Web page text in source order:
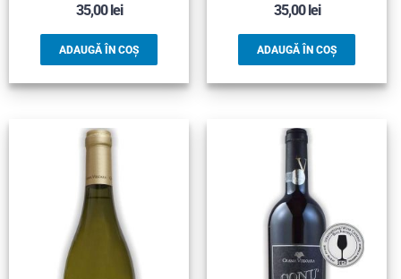
35,00lei
ADAUGĂ ÎN COȘ
35,00lei
ADAUGĂ ÎN COȘ